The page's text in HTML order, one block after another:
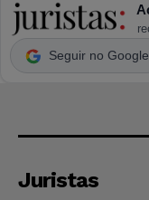
Seguir no Google
Juristas